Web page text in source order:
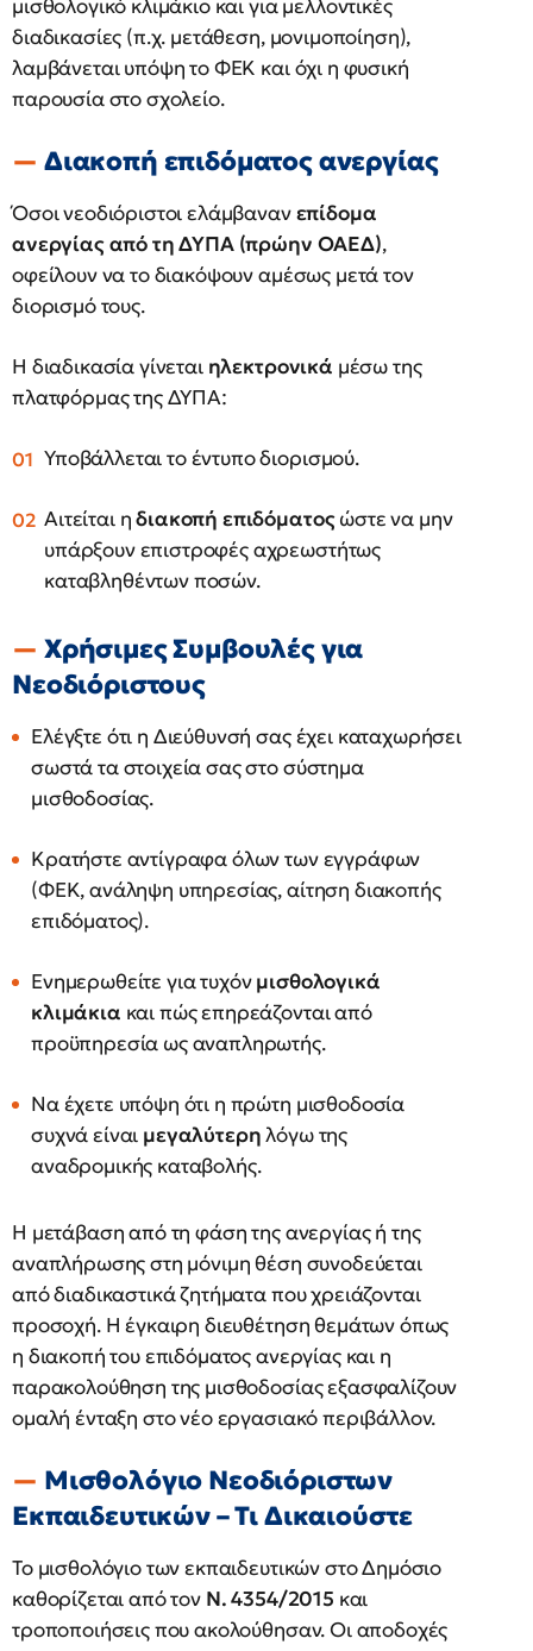
μισθολογικό κλιμάκιο και για μελλοντικές
διαδικασίες (π.χ. μετάθεση, μονιμοποίηση),
λαμβάνεται υπόψη το ΦΕΚ και όχι η φυσική
παρουσία στο σχολείο.
Διακοπή επιδόματος ανεργίας
Όσοι νεοδιόριστοι ελάμβανανεπίδομα
ανεργίας από τη ΔΥΠΑ (πρώην ΟΑΕΔ),
οφείλουν να το διακόψουν αμέσως μετά τον
διορισμό τους.
Η διαδικασία γίνεται ηλεκτρονικά μέσω της
πλατφόρμας της ΔΥΠΑ:
Υποβάλλεται το έντυπο διορισμού.
Αιτείται ηδιακοπή επιδόματοςώστε να μην
υπάρξουν επιστροφές αχρεωστήτως
καταβληθέντων ποσών.
Χρήσιμες Συμβουλές για
Νεοδιόριστους
Ελέγξτε ότι η Διεύθυνσή σας έχει καταχωρήσει
σωστά τα στοιχεία σας στο σύστημα
μισθοδοσίας.
Κρατήστε αντίγραφα όλων των εγγράφων
(ΦΕΚ, ανάληψη υπηρεσίας, αίτηση διακοπής
επιδόματος).
Ενημερωθείτε για τυχόνμισθολογικά
κλιμάκια και πώς επηρεάζονται από
προϋπηρεσία ως αναπληρωτής.
Να έχετε υπόψη ότι η πρώτη μισθοδοσία
συχνά είναι μεγαλύτερηλόγω της
αναδρομικής καταβολής.
Η μετάβαση από τη φάση της ανεργίας ή της
αναπλήρωσης στη μόνιμη θέση συνοδεύεται
από διαδικαστικά ζητήματα που χρειάζονται
προσοχή. Η έγκαιρη διευθέτηση θεμάτων όπως
η διακοπή του επιδόματος ανεργίας και η
παρακολούθηση της μισθοδοσίας εξασφαλίζουν
ομαλή ένταξη στο νέο εργασιακό περιβάλλον.
Μισθολόγιο Νεοδιόριστων
Εκπαιδευτικών – Τι Δικαιούστε
Το μισθολόγιο των εκπαιδευτικών στο Δημόσιο
καθορίζεται από τον Ν. 4354/2015 και
τροποποιήσεις που ακολούθησαν. Οι αποδοχές